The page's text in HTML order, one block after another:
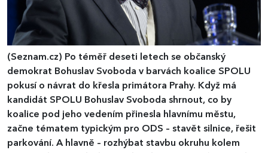
(Seznam.cz) Po téměř deseti letech se občanský
demokrat Bohuslav Svoboda v barvách koalice SPOLU
pokusí o návrat do křesla primátora Prahy. Když má
kandidát SPOLU Bohuslav Svoboda shrnout, co by
koalice pod jeho vedením přinesla hlavnímu městu,
začne tématem typickým pro ODS – stavět silnice, řešit
parkování. A hlavně – rozhýbat stavbu okruhu kolem